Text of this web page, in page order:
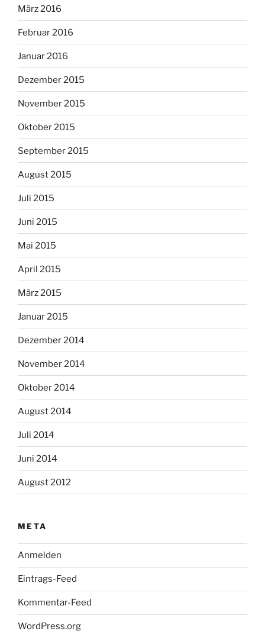
März 2016
Februar 2016
Januar 2016
Dezember 2015
November 2015
Oktober 2015
September 2015
August 2015
Juli 2015
Juni 2015
Mai 2015
April 2015
März 2015
Januar 2015
Dezember 2014
November 2014
Oktober 2014
August 2014
Juli 2014
Juni 2014
August 2012
META
Anmelden
Eintrags-Feed
Kommentar-Feed
WordPress.org